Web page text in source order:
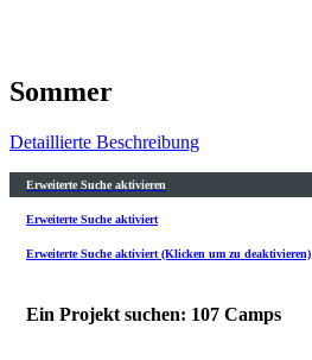
Sommer
Detaillierte Beschreibung
Erweiterte Suche aktivieren
Erweiterte Suche aktiviert
Erweiterte Suche aktiviert (Klicken um zu deaktivieren)
Ein Projekt suchen: 107 Camps